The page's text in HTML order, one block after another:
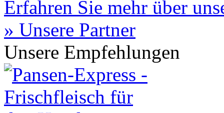
Erfahren Sie mehr über
» Unsere Partner
Unsere Empfehlungen